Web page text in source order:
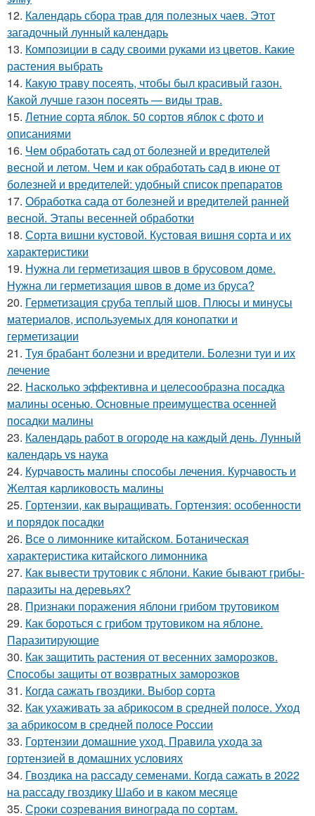
12. Календарь сбора трав для полезных чаев. Этот
загадочный лунный календарь
13. Композиции в саду своими руками из цветов. Какие
растения выбрать
14. Какую траву посеять, чтобы был красивый газон.
Какой лучше газон посеять — виды трав.
15. Летние сорта яблок. 50 сортов яблок с фото и
описаниями
16. Чем обработать сад от болезней и вредителей
весной и летом. Чем и как обработать сад в июне от
болезней и вредителей: удобный список препаратов
17. Обработка сада от болезней и вредителей ранней
весной. Этапы весенней обработки
18. Сорта вишни кустовой. Кустовая вишня сорта и их
характеристики
19. Нужна ли герметизация швов в брусовом доме.
Нужна ли герметизация швов в доме из бруса?
20. Герметизация сруба теплый шов. Плюсы и минусы
материалов, используемых для конопатки и
герметизации
21. Туя брабант болезни и вредители. Болезни туи и их
лечение
22. Насколько эффективна и целесообразна посадка
малины осенью. Основные преимущества осенней
посадки малины
23. Календарь работ в огороде на каждый день. Лунный
календарь vs наука
24. Курчавость малины способы лечения. Курчавость и
Желтая карликовость малины
25. Гортензии, как выращивать. Гортензия: особенности
и порядок посадки
26. Все о лимоннике китайском. Ботаническая
характеристика китайского лимонника
27. Как вывести трутовик с яблони. Какие бывают грибы-
паразиты на деревьях?
28. Признаки поражения яблони грибом трутовиком
29. Как бороться с грибом трутовиком на яблоне.
Паразитирующие
30. Как защитить растения от весенних заморозков.
Способы защиты от возвратных заморозков
31. Когда сажать гвоздики. Выбор сорта
32. Как ухаживать за абрикосом в средней полосе. Уход
за абрикосом в средней полосе России
33. Гортензии домашние уход. Правила ухода за
гортензией в домашних условиях
34. Гвоздика на рассаду семенами. Когда сажать в 2022
на рассаду гвоздику Шабо и в каком месяце
35. Сроки созревания винограда по сортам.